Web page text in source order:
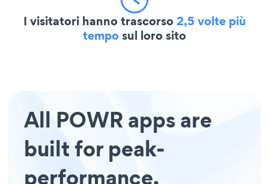
I visitatori hanno trascorso2,5 volte più
temposul loro sito
All POWR apps are
built for peak-
performance.